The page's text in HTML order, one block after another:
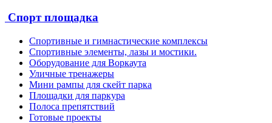
Спорт площадка
Спортивные и гимнастические комплексы
Спортивные элементы, лазы и мостики.
Оборудование для Воркаута
Уличные тренажеры
Мини рампы для скейт парка
Площадки для паркура
Полоса препятствий
Готовые проекты